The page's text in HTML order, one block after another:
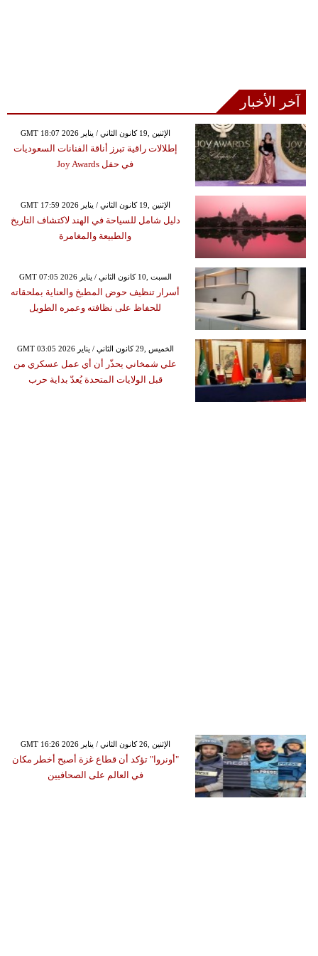
آخر الأخبار
GMT 18:07 2026 الإثنين ,19 كانون الثاني / يناير
إطلالات راقية تبرز أناقة الفنانات السعوديات
في حفل Joy Awards
GMT 17:59 2026 الإثنين ,19 كانون الثاني / يناير
دليل شامل للسياحة في الهند لاكتشاف التاريخ
والطبيعة والمغامرة
GMT 07:05 2026 السبت ,10 كانون الثاني / يناير
أسرار تنظيف حوض المطبخ والعناية بملحقاته
للحفاظ على نظافته وعمره الطويل
GMT 03:05 2026 الخميس ,29 كانون الثاني / يناير
علي شمخاني يحذّر أن أي عمل عسكري من
قبل الولايات المتحدة يُعدّ بداية حرب
GMT 16:26 2026 الإثنين ,26 كانون الثاني / يناير
"أونروا" تؤكد أن قطاع غزة أصبح أخطر مكان
في العالم على الصحافيين